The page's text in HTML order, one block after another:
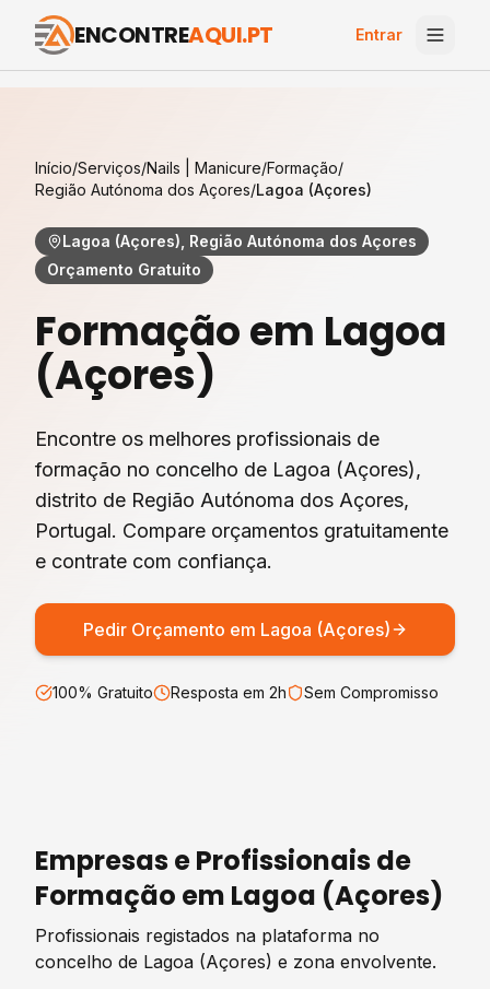
ENCONTREAQUI.PT Entrar
Início/Serviços/Nails | Manicure/Formação/
Região Autónoma dos Açores/Lagoa (Açores)
Lagoa (Açores), Região Autónoma dos Açores
Orçamento Gratuito
Formaçãoem Lagoa
(Açores)
Encontre os melhores profissionais de
formação no concelho de Lagoa (Açores),
distrito de Região Autónoma dos Açores,
Portugal. Compare orçamentos gratuitamente
e contrate com confiança.
Pedir Orçamento em Lagoa (Açores)
100% Gratuito Resposta em 2h Sem Compromisso
Empresas e Profissionais de
Formação em Lagoa (Açores)
Profissionais registados na plataforma no
concelho de Lagoa (Açores) e zona envolvente.